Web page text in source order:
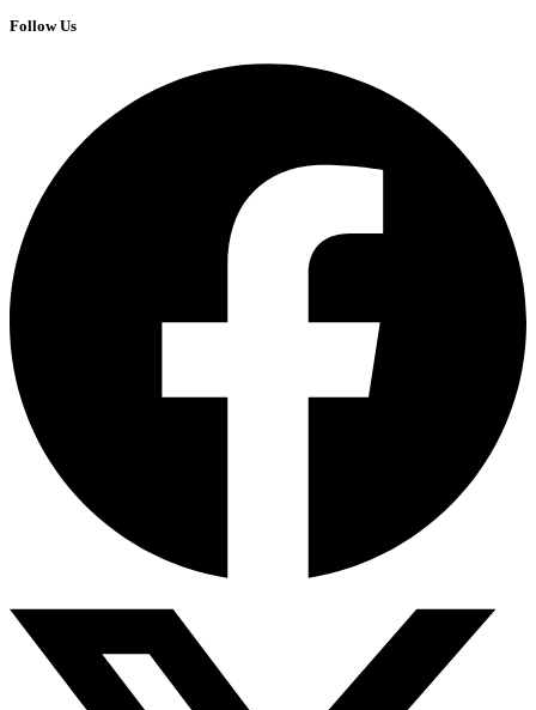
Follow Us